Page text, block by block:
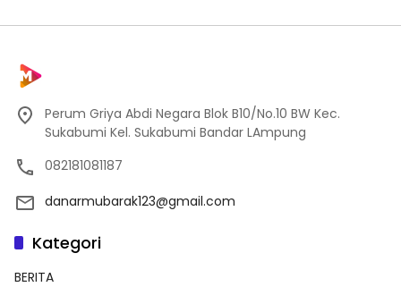
Perum Griya Abdi Negara Blok B10/No.10 BW Kec.
Sukabumi Kel. Sukabumi Bandar LAmpung
082181081187
danarmubarak123@gmail.com
Kategori
BERITA